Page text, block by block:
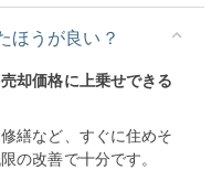
ほうが良い？
却価格に上乗せできる
繕など、すぐに住めそ
の改善で十分です。